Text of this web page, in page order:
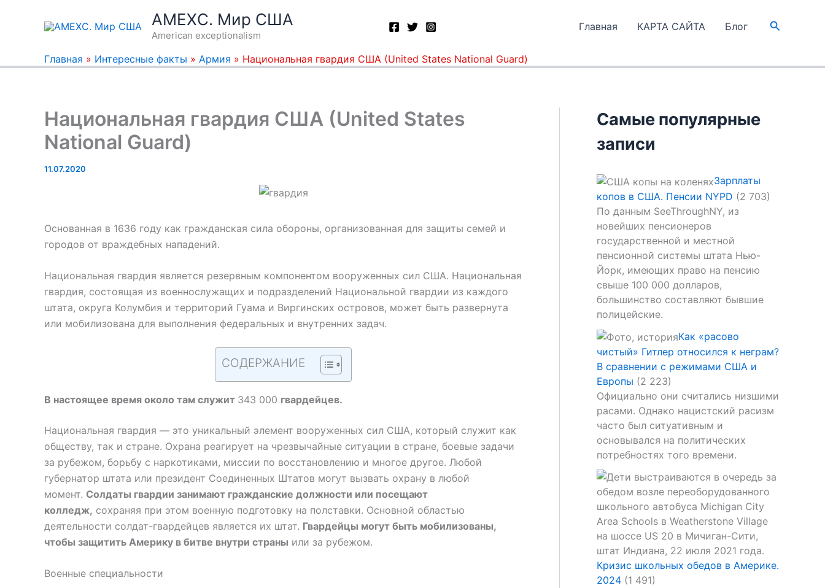
AMEXC. Мир США
American exceptionalism
Главная КАРТА САЙТА Блог Поиск
Главная » Интересные факты » Армия » Национальная гвардия США (United States National Guard)
Национальная гвардия США (United States
National Guard)
11.07.2020
Основанная в 1636 году как гражданская сила обороны, организованная для защиты семей и
городов от враждебных нападений.
Национальная гвардия является резервным компонентом вооруженных сил США. Национальная
гвардия, состоящая из военнослужащих и подразделений Национальной гвардии из каждого
штата, округа Колумбия и территорий Гуама и Виргинских островов, может быть развернута
или мобилизована для выполнения федеральных и внутренних задач.
СОДЕРЖАНИЕ
В настоящее время около там служит 343 000 гвардейцев.
Национальная гвардия — это уникальный элемент вооруженных сил США, который служит как
обществу, так и стране. Охрана реагирует на чрезвычайные ситуации в стране, боевые задачи
за рубежом, борьбу с наркотиками, миссии по восстановлению и многое другое. Любой
губернатор штата или президент Соединенных Штатов могут вызвать охрану в любой
момент. Солдаты гвардии занимают гражданские должности или посещают
колледж, сохраняя при этом военную подготовку на полставки. Основной областью
деятельности солдат-гвардейцев является их штат. Гвардейцы могут быть мобилизованы,
чтобы защитить Америку в битве внутри страны или за рубежом.
Военные специальности
Самые популярные
записи
Зарплаты
копов в США. Пенсии NYPD (2 703)
По данным SeeThroughNY, из
новейших пенсионеров
государственной и местной
пенсионной системы штата Нью-
Йорк, имеющих право на пенсию
свыше 100 000 долларов,
большинство составляют бывшие
полицейские.
Как «расово
чистый» Гитлер относился к неграм?
В сравнении с режимами США и
Европы (2 223)
Официально они считались низшими
расами. Однако нацистский расизм
часто был ситуативным и
основывался на политических
потребностях того времени.
Кризис школьных обедов в Америке.
2024 (1 491)